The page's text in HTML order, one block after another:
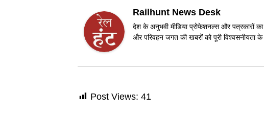
Railhunt News Desk
देश के अनुभवी मीडिया प्रोफेशनल्स और पत्रकारों
और परिवहन जगत की खबरों को पूरी विश्वसनीयता
Post Views: 41